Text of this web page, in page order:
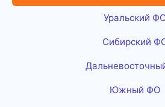
Уральский
Сибирский
Южный ФО